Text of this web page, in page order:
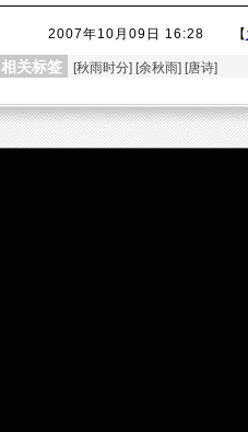
2007年10月09日 16:28 【
相关标签 [秋雨时分] [余秋雨] [唐诗]